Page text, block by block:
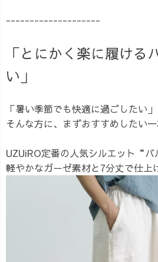
--------------------
「とにかく楽に履ける
い」
「暑い季節でも快適に過ごしたい」
そんな方に、まずおすすめしたい一
UZUiRO定番の人気シルエット“バ
軽やかなガーゼ素材と7分丈で仕上